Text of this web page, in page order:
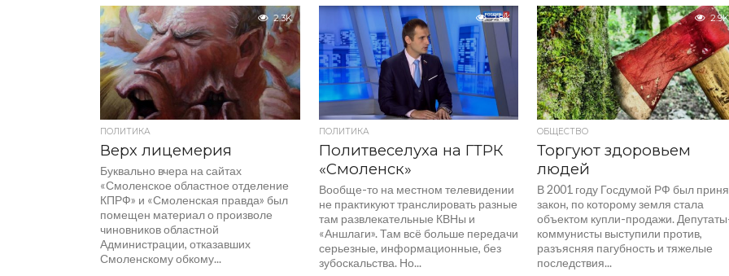
2.3K
ПОЛИТИКА
Верх лицемерия
Буквально вчера на сайтах
«Смоленское областное отделение
КПРФ» и «Смоленская правда» был
помещен материал о произволе
чиновников областной
Администрации, отказавших
Смоленскому обкому...
2.8K
ПОЛИТИКА
Политвеселуха на ГТРК
«Смоленск»
Вообще-то на местном телевидении
не практикуют транслировать разные
там развлекательные КВНы и
«Аншлаги». Там всё больше передачи
серьезные, информационные, без
зубоскальства. Но...
2.9K
ОБЩЕСТВО
Торгуют здоровьем
людей
В 2001 году Госдумой РФ был
закон, по которому земля стала
объектом купли-продажи.
коммунисты выступили против,
разъясняя пагубность и тяжелые
последствия...